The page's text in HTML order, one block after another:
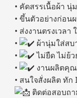
• คัดสรรเนื้อผ้า
• ขึ้นตัวอย่างก่อน
• ส่งงานตรงเวล
•
ผ้านุ่มใส่สบ
•
ไม่ยืด ไม่ย้ว
•
งานผลิตคุ
• สนใจสั่งผลิต ทัก
ติดต่อสอบถา